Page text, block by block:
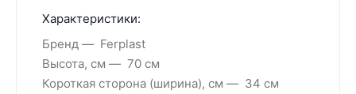
Характеристики:
Бренд
Ferplast
Высота, см
70 см
Короткая сторона (ширина), см
34 см